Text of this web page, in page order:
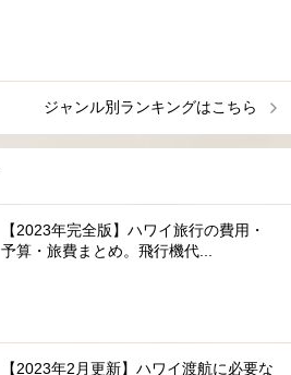
ジャンル別ランキングはこちら
【2023年完全版】ハワイ旅行の費用・
予算・旅費まとめ。飛行機代...
【2023年2月更新】ハワイ渡航に必要な